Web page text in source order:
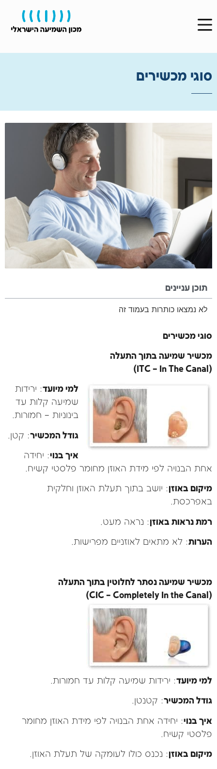
סוגי מכשירים
תוכן עניינים
לא נמצאו כותרות בעמוד זה
סוגי מכשירים
מכשיר שמיעה בתוך התעלה
(ITC – In The Canal)
למי מיועד: ירידות
שמיעה קלות עד
בינוניות – חמורות.
גודל המכשיר: קטן.
איך בנוי: יחידה
אחת הבנויה לפי מידת האוזן מחומר פלסטי קשיח.
מיקום באוזן: יושב בתוך תעלת האוזן וחלקית
באפרכסת.
רמת נראות באוזן: נראה מעט.
הערות: לא מתאים לאוזניים מפרישות.
מכשיר שמיעה נסתר לחלוטין בתוך התעלה
(CIC – Completely In the Canal)
למי מיועד: ירידות שמיעה קלות עד חמורות.
גודל המכשיר: קטנטן.
איך בנוי: יחידה אחת הבנויה לפי מידת האוזן מחומר
פלסטי קשיח.
מיקום באוזן: נכנס כולו לעומקה של תעלת האוזן.